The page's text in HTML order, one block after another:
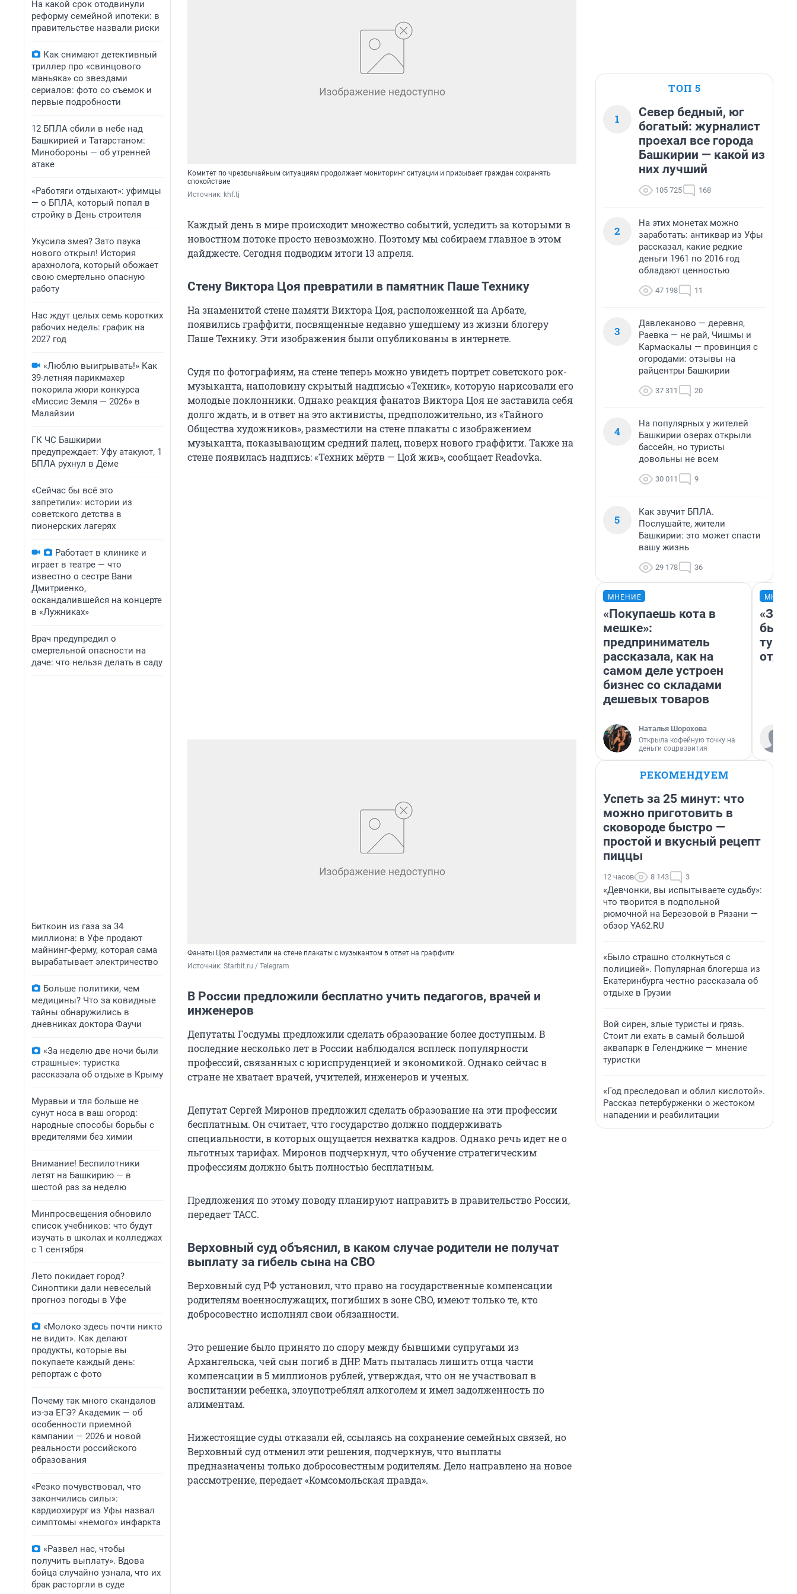
На какой срок отодвинули
реформу семейной ипотеки: в
правительстве назвали риски
Как снимают детективный
триллер про «свинцового
маньяка» со звездами
сериалов: фото со съемок и
первые подробности
12 БПЛА сбили в небе над
Башкирией и Татарстаном:
Минобороны — об утренней
атаке
«Работяги отдыхают»: уфимцы
— о БПЛА, который попал в
стройку в День строителя
Укусила змея? Зато паука
нового открыл! История
арахнолога, который обожает
свою смертельно опасную
работу
Нас ждут целых семь коротких
рабочих недель: график на
2027 год
«Люблю выигрывать!» Как
39-летняя парикмахер
покорила жюри конкурса
«Миссис Земля — 2026» в
Малайзии
ГК ЧС Башкирии
предупреждает: Уфу атакуют, 1
БПЛА рухнул в Дёме
«Сейчас бы всё это
запретили»: истории из
советского детства в
пионерских лагерях
Работает в клинике и
играет в театре — что
известно о сестре Вани
Дмитриенко,
оскандалившейся на концерте
в «Лужниках»
Врач предупредил о
смертельной опасности на
даче: что нельзя делать в саду
Биткоин из газа за 34
миллиона: в Уфе продают
майнинг-ферму, которая сама
вырабатывает электричество
Больше политики, чем
медицины? Что за ковидные
тайны обнаружились в
дневниках доктора Фаучи
«За неделю две ночи были
страшные»: туристка
рассказала об отдыхе в Крыму
Муравьи и тля больше не
сунут носа в ваш огород:
народные способы борьбы с
вредителями без химии
Внимание! Беспилотники
летят на Башкирию — в
шестой раз за неделю
Минпросвещения обновило
список учебников: что будут
изучать в школах и колледжах
с 1 сентября
Лето покидает город?
Синоптики дали невеселый
прогноз погоды в Уфе
«Молоко здесь почти никто
не видит». Как делают
продукты, которые вы
покупаете каждый день:
репортаж с фото
Почему так много скандалов
из-за ЕГЭ? Академик — об
особенности приемной
кампании — 2026 и новой
реальности российского
образования
«Резко почувствовал, что
закончились силы»:
кардиохирург из Уфы назвал
симптомы «немого» инфаркта
«Развел нас, чтобы
получить выплату». Вдова
бойца случайно узнала, что их
брак расторгли в суде
Комитет по чрезвычайным ситуациям продолжает мониторинг ситуации и призывает граждан сохранять
спокойствие
Источник: khf.tj
Каждый день в мире происходит множество событий, уследить за которыми в
новостном потоке просто невозможно. Поэтому мы собираем главное в этом
дайджесте. Сегодня подводим итоги 13 апреля.
Стену Виктора Цоя превратили в памятник Паше Технику
На знаменитой стене памяти Виктора Цоя, расположенной на Арбате,
появились граффити, посвященные недавно ушедшему из жизни блогеру
Паше Технику. Эти изображения были опубликованы в интернете.
Судя по фотографиям, на стене теперь можно увидеть портрет советского рок-
музыканта, наполовину скрытый надписью «Техник», которую нарисовали его
молодые поклонники. Однако реакция фанатов Виктора Цоя не заставила себя
долго ждать, и в ответ на это активисты, предположительно, из «Тайного
Общества художников», разместили на стене плакаты с изображением
музыканта, показывающим средний палец, поверх нового граффити. Также на
стене появилась надпись: «Техник мёртв — Цой жив», сообщает Readovka.
Фанаты Цоя разместили на стене плакаты с музыкантом в ответ на граффити
Источник: Starhit.ru / Telegram
В России предложили бесплатно учить педагогов, врачей и
инженеров
Депутаты Госдумы предложили сделать образование более доступным. В
последние несколько лет в России наблюдался всплеск популярности
профессий, связанных с юриспруденцией и экономикой. Однако сейчас в
стране не хватает врачей, учителей, инженеров и ученых.
Депутат Сергей Миронов предложил сделать образование на эти профессии
бесплатным. Он считает, что государство должно поддерживать
специальности, в которых ощущается нехватка кадров. Однако речь идет не о
льготных тарифах. Миронов подчеркнул, что обучение стратегическим
профессиям должно быть полностью бесплатным.
Предложения по этому поводу планируют направить в правительство России,
передает ТАСС.
Верховный суд объяснил, в каком случае родители не получат
выплату за гибель сына на СВО
Верховный суд РФ установил, что право на государственные компенсации
родителям военнослужащих, погибших в зоне СВО, имеют только те, кто
добросовестно исполнял свои обязанности.
Это решение было принято по спору между бывшими супругами из
Архангельска, чей сын погиб в ДНР. Мать пыталась лишить отца части
компенсации в 5 миллионов рублей, утверждая, что он не участвовал в
воспитании ребенка, злоупотреблял алкоголем и имел задолженность по
алиментам.
Нижестоящие суды отказали ей, ссылаясь на сохранение семейных связей, но
Верховный суд отменил эти решения, подчеркнув, что выплаты
предназначены только добросовестным родителям. Дело направлено на новое
рассмотрение, передает «Комсомольская правда».
ТОП 5
1
Север бедный, юг
богатый: журналист
проехал все города
Башкирии — какой из
них лучший
105 725 168
2
На этих монетах можно
заработать: антиквар из Уфы
рассказал, какие редкие
деньги 1961 по 2016 год
обладают ценностью
47 198 11
3
Давлеканово — деревня,
Раевка — не рай, Чишмы и
Кармаскалы — провинция с
огородами: отзывы на
райцентры Башкирии
37 311 20
4
На популярных у жителей
Башкирии озерах открыли
бассейн, но туристы
довольны не всем
30 011 9
5
Как звучит БПЛА.
Послушайте, жители
Башкирии: это может спасти
вашу жизнь
29 178 36
МНЕНИЕ
«Покупаешь кота в
мешке»:
предприниматель
рассказала, как на
самом деле устроен
бизнес со складами
дешевых товаров
Наталья Шорохова
Открыла кофейную точку на
деньги соцразвития
«За
были
РЕКОМЕНДУЕМ
Успеть за 25 минут: что
можно приготовить в
сковороде быстро —
простой и вкусный рецепт
пиццы
12 часов 8 143 3
«Девчонки, вы испытываете судьбу»:
что творится в подпольной
рюмочной на Березовой в Рязани —
обзор YA62.RU
«Было страшно столкнуться с
полицией». Популярная блогерша из
Екатеринбурга честно рассказала об
отдыхе в Грузии
Вой сирен, злые туристы и грязь.
Стоит ли ехать в самый большой
аквапарк в Геленджике — мнение
туристки
«Год преследовал и облил кислотой».
Рассказ петербурженки о жестоком
нападении и реабилитации